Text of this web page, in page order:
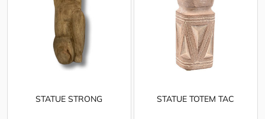
STATUE STRONG STATUE TOTEM TAC